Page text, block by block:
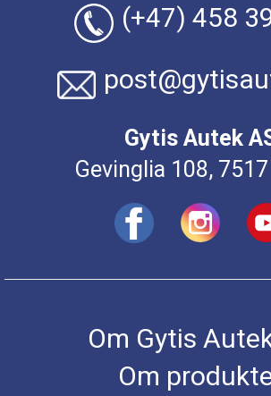
(+47) 458
Gytis Autek
Gevinglia 108,
Om Gytis
Om